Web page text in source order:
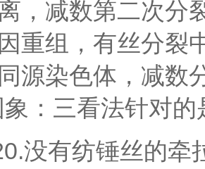
，减数第二次分
重组，有丝分裂
源染色体，减数
：三看法针对
有纺锤丝的牵